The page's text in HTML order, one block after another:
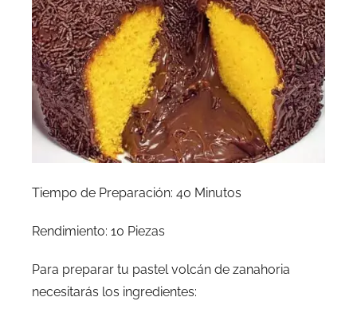
Tiempo de Preparación: 40 Minutos
Rendimiento: 10 Piezas
Para preparar tu pastel volcán de zanahoria
necesitarás los ingredientes: